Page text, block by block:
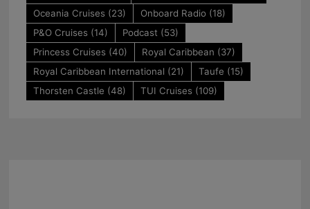
Oceania Cruises (23) Onboard Radio(18)
P&O Cruises (14) Podcast (53)
Princess Cruises (40) Royal Caribbean (37)
Royal Caribbean International (21) Taufe (15)
Thorsten Castle (48) TUI Cruises (109)